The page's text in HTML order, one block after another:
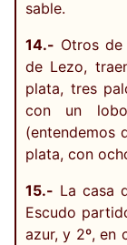
sable.
14.- Otros de
de Lezo,
plata, tres
con un
(entendemos
plata, con
15.- La casa
Escudo
azur, y 2º, en